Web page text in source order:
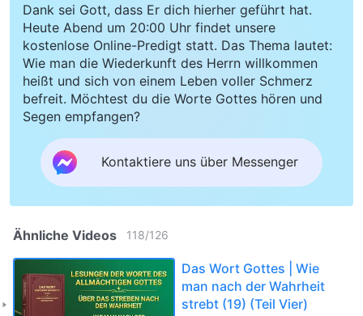
Dank sei Gott, dass Er dich hierher geführt hat.
Heute Abend um 20:00 Uhr findet unsere
kostenlose Online-Predigt statt. Das Thema lautet:
Wie man die Wiederkunft des Herrn willkommen
heißt und sich von einem Leben voller Schmerz
befreit. Möchtest du die Worte Gottes hören und
Segen empfangen?
Kontaktiere uns über Messenger
Ähnliche Videos 118/126
Das Wort Gottes | Wie
man nach der Wahrheit
strebt (19) (Teil Vier)